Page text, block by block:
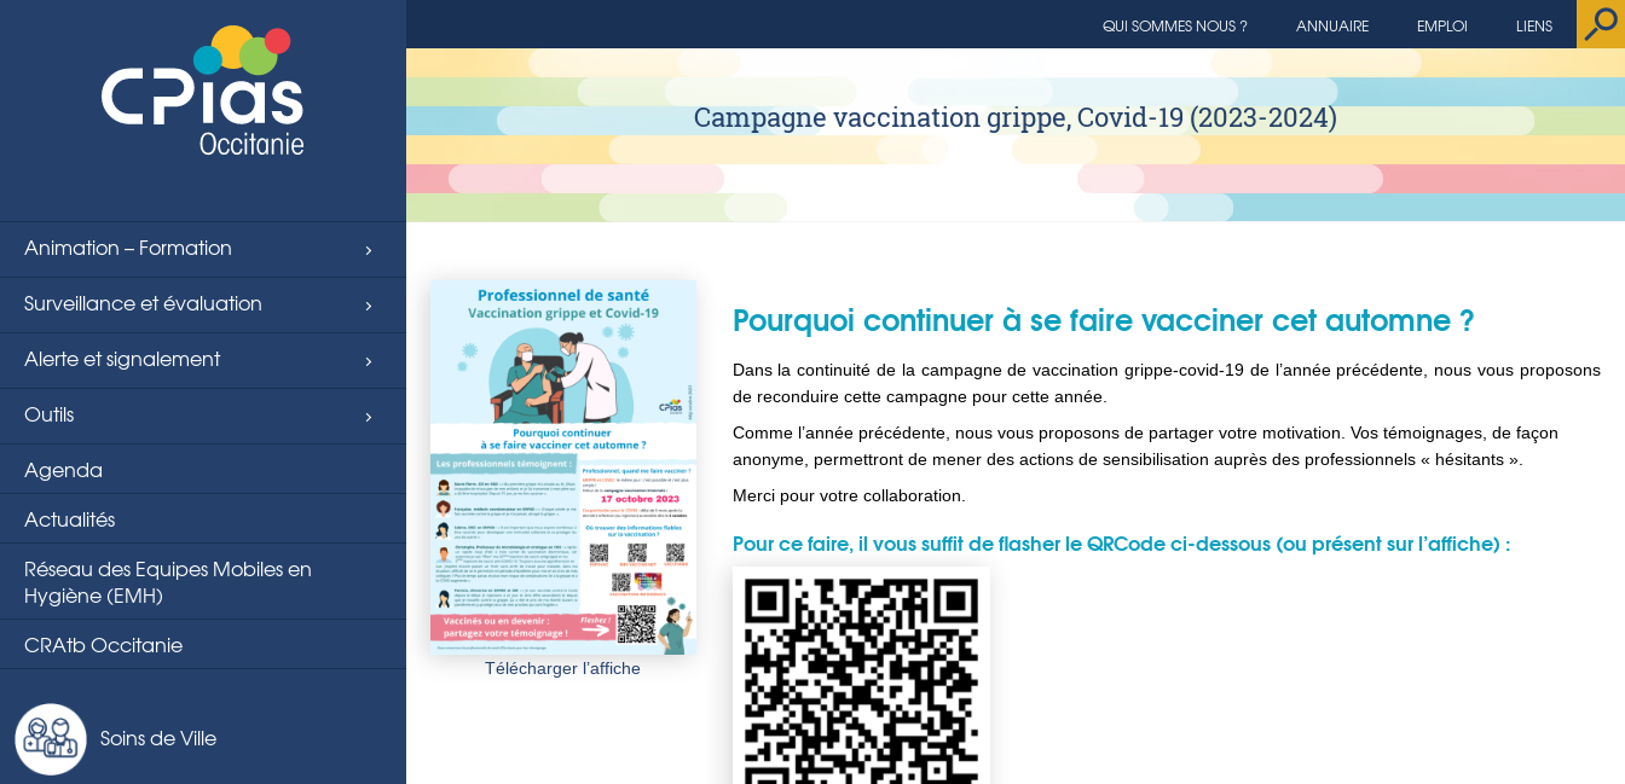
Animation – Formation
Surveillance et évaluation
Alerte et signalement
Outils
Agenda
Actualités
Réseau des Equipes Mobiles en
Hygiène (EMH)
CRAtb Occitanie
Soins de Ville
LIENS
EMPLOI
ANNUAIRE
QUI SOMMES NOUS ?
Campagne vaccination grippe, Covid-19 (2023-2024)
Télécharger l’affiche
Pourquoi continuer à se faire vacciner cet automne ?
Dans la continuité de la campagne de vaccination grippe-covid-19 de l’année précédente, nous vous proposons
de reconduire cette campagne pour cette année.
Comme l’année précédente, nous vous proposons de partager votre motivation. Vos témoignages, de façon
anonyme, permettront de mener des actions de sensibilisation auprès des professionnels « hésitants ».
Merci pour votre collaboration.
Pour ce faire, il vous suffit de flasher le QRCode ci-dessous (ou présent sur l’affiche) :